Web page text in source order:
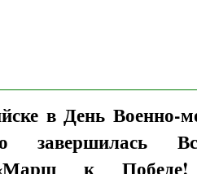
в День Военно-
завершилась